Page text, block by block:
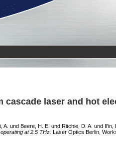
laser and hot
A. und Beere, H. E. und Ritchie, D. A. und Il'in,
at 2.5 THz. Laser Optics Berlin,